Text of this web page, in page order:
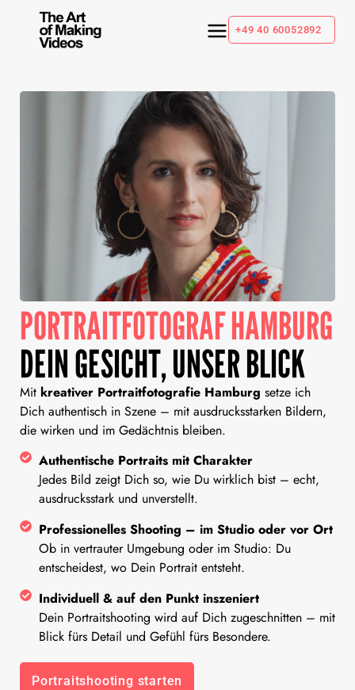
+49 40 60052892
PORTRAITFOTOGRAF HAMBURG
DEIN GESICHT, UNSER BLICK
Mit kreativer Portraitfotografie Hamburg setze ich
Dich authentisch in Szene – mit ausdrucksstarken Bildern,
die wirken und im Gedächtnis bleiben.
Authentische Portraits mit Charakter
Jedes Bild zeigt Dich so, wie Du wirklich bist – echt,
ausdrucksstark und unverstellt.
Professionelles Shooting – im Studio oder vor Ort
Ob in vertrauter Umgebung oder im Studio: Du
entscheidest, wo Dein Portrait entsteht.
Individuell & auf den Punkt inszeniert
Dein Portraitshooting wird auf Dich zugeschnitten – mit
Blick fürs Detail und Gefühl fürs Besondere.
Portraitshooting starten